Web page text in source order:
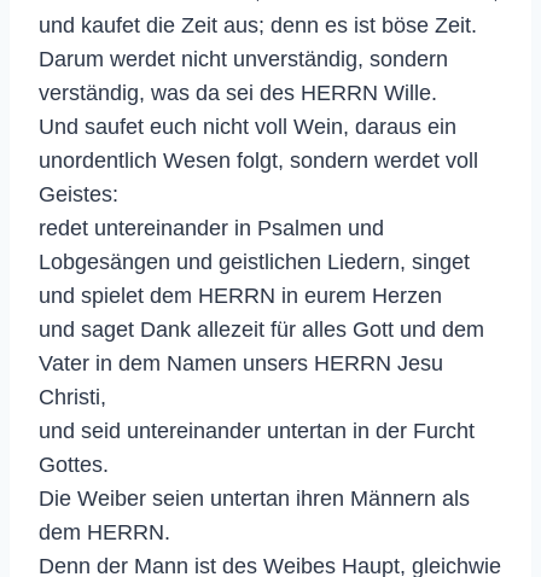
und kaufet die Zeit aus; denn es ist böse Zeit.
Darum werdet nicht unverständig, sondern
verständig, was da sei des HERRN Wille.
Und saufet euch nicht voll Wein, daraus ein
unordentlich Wesen folgt, sondern werdet voll
Geistes:
redet untereinander in Psalmen und
Lobgesängen und geistlichen Liedern, singet
und spielet dem HERRN in eurem Herzen
und saget Dank allezeit für alles Gott und dem
Vater in dem Namen unsers HERRN Jesu
Christi,
und seid untereinander untertan in der Furcht
Gottes.
Die Weiber seien untertan ihren Männern als
dem HERRN.
Denn der Mann ist des Weibes Haupt, gleichwie